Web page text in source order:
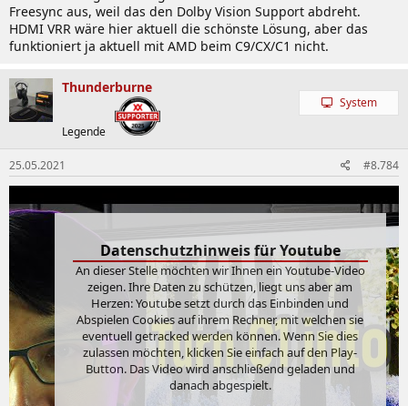
Freesync aus, weil das den Dolby Vision Support abdreht.
HDMI VRR wäre hier aktuell die schönste Lösung, aber das
funktioniert ja aktuell mit AMD beim C9/CX/C1 nicht.
Thunderburne
Legende
System
25.05.2021 #8.784
Datenschutzhinweis für Youtube
An dieser Stelle möchten wir Ihnen ein Youtube-Video
zeigen. Ihre Daten zu schützen, liegt uns aber am
Herzen: Youtube setzt durch das Einbinden und
Abspielen Cookies auf ihrem Rechner, mit welchen sie
eventuell getracked werden können. Wenn Sie dies
zulassen möchten, klicken Sie einfach auf den Play-
Button. Das Video wird anschließend geladen und
danach abgespielt.